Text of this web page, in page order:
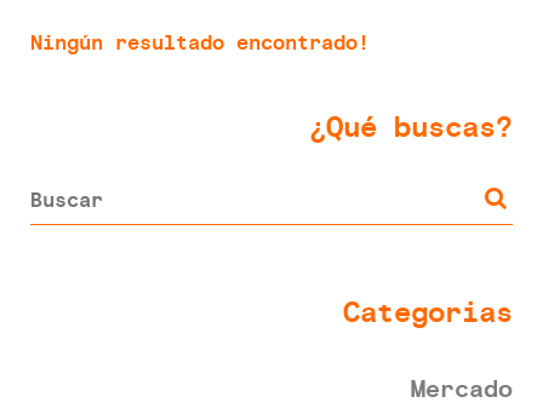
Ningún resultado encontrado!
¿Qué buscas?
Categorias
Mercado